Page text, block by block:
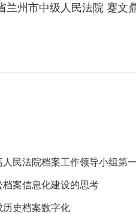
州市中级人民法院 蹇文
民法院档案工作领导小组第
案信息化建设的思考
史档案数字化